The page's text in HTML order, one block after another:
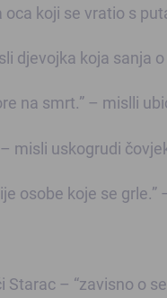
oca koji se vratio s
djevojka koja sanja
na smrt.” – mislli
misli uskogrudi
osobe koje se grle.”
Starac – “zavisno o